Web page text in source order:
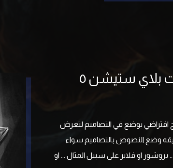
بلاي ستيشن ٥
افتراضي يوضع في التصاميم لتعرض
وضع النصوص بالتصاميم سواء
او فلاير على سبيل المثال ... او